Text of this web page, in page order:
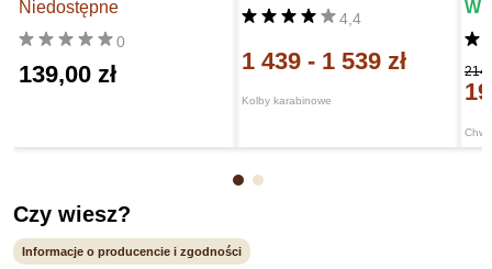
0
Niedostępne
139,00 zł
Kolby karabinowe
4,4
1 439 - 1 539 zł
W
Czy wiesz?
Informacje o producencie i zgodności